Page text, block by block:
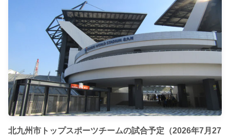
北九州市トップスポーツチームの試合予定（2026年7月27